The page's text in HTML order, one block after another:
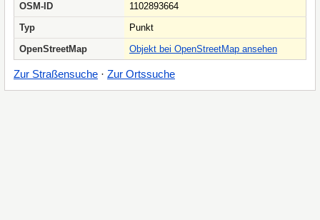
OSM-ID
1102893664
Typ
Punkt
OpenStreetMap
Objekt bei OpenStreetMap ansehen
Zur Straßensuche · Zur Ortssuche